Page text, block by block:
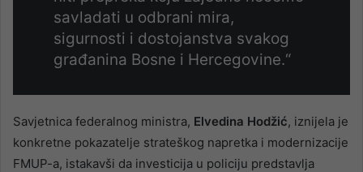
savladati u odbrani mira,
sigurnosti i dostojanstva svakog
građanina Bosne i Hercegovine.“
Savjetnica federalnog ministra, Elvedina Hodžić, iznijela je
konkretne pokazatelje strateškog napretka i modernizacije
FMUP-a, istakavši da investicija u policiju predstavlja